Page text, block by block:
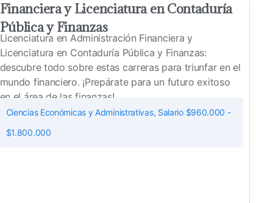
Financiera y Licenciatura en Contaduría
Pública y Finanzas
Licenciatura en Administración Financiera y
Licenciatura en Contaduría Pública y Finanzas:
descubre todo sobre estas carreras para triunfar en el
mundo financiero. ¡Prepárate para un futuro exitoso
en el área de las finanzas!
Ciencias Económicas y Administrativas, Salario $960.000 -
$1.800.000